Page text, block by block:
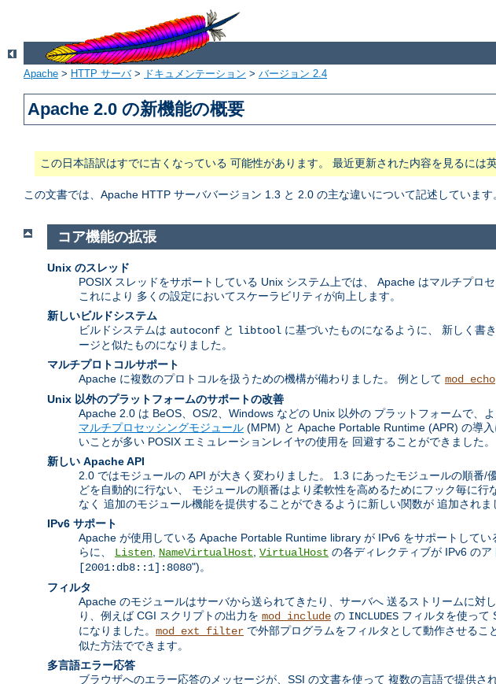
Apache > HTTP サーバ> ドキュメンテーション > バージョン 2.4
Apache 2.0 の新機能の概要
この日本語訳はすでに古くなっている 可能性があります。 最近更新された内容を見るには
この文書では、Apache HTTP サーババージョン 1.3 と 2.0 の主な違いについて記述しています
コア機能の拡張
Unix のスレッド
POSIX スレッドをサポートしている Unix システム上では、 Apache はマルチプロ
これにより 多くの設定においてスケーラビリティが向上します。
新しいビルドシステム
ビルドシステムは autoconf と libtool に基づいたものになるように、 新しく書
ージと似たものになりました。
マルチプロトコルサポート
Apache に複数のプロトコルを扱うための機構が備わりました。 例として mod_echo
Unix 以外のプラットフォームのサポートの改善
Apache 2.0 は BeOS、OS/2、Windows などの Unix 以外の プラットフォームで、
マルチプロセッシングモジュール (MPM) と Apache Portable Runtime (APR) の導
いことが多い POSIX エミュレーションレイヤの使用を 回避することができました。
新しい Apache API
2.0 ではモジュールの API が大きく変わりました。 1.3 にあったモジュールの順番
どを自動的に行ない、 モジュールの順番はより柔軟性を高めるためにフック毎に
なく 追加のモジュール機能を提供することができるように新しい関数が 追加されま
IPv6 サポート
Apache が使用している Apache Portable Runtime library が IPv6 をサポートして
らに、 Listen NameVirtualHost VirtualHost の各ディレクティブが IPv6 の
[2001:db8::1]:8080")。
フィルタ
Apache のモジュールはサーバから送られてきたり、サーバへ 送るストリームに対
り、例えば CGI スクリプトの出力を mod_include の INCLUDES フィルタを使って
になりました。 mod_ext_filter で外部プログラムをフィルタとして動作させるこ
似た方法でできます。
多言語エラー応答
ブラウザへのエラー応答のメッセージが、SSI の文書を使って 複数の言語で提供